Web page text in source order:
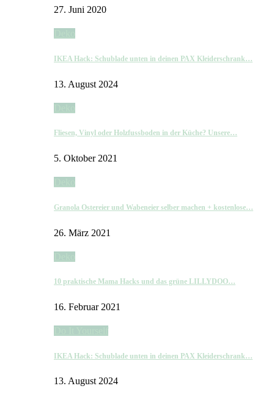
27. Juni 2020
IKEA Hack: Schublade unten in deinen PAX Kleiderschrank…
13. August 2024
Fliesen, Vinyl oder Holzfussboden in der Küche? Unsere…
5. Oktober 2021
Granola Ostereier und Wabeneier selber machen + kostenlose…
26. März 2021
10 praktische Mama Hacks und das grüne LILLYDOO…
16. Februar 2021
IKEA Hack: Schublade unten in deinen PAX Kleiderschrank…
13. August 2024